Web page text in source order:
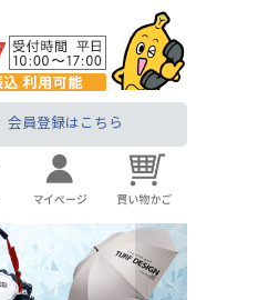
会員登録はこちら